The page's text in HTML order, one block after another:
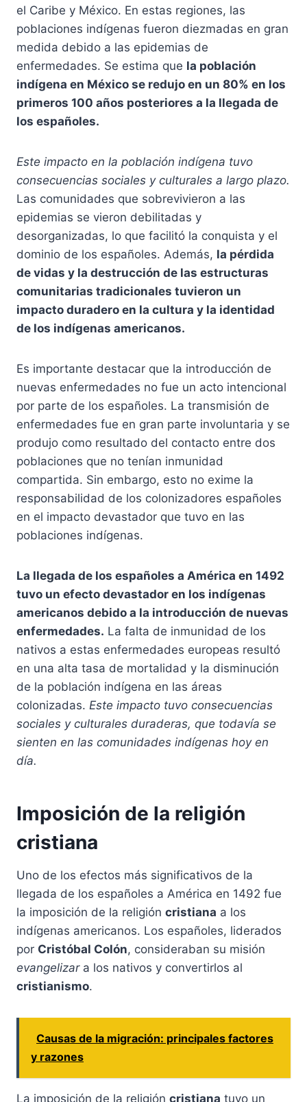
el Caribe y México. En estas regiones, las
poblaciones indígenas fueron diezmadas en gran
medida debido a las epidemias de
enfermedades. Se estima que la población
indígena en México se redujo en un 80% en los
primeros 100 años posteriores a la llegada de
los españoles.
Este impacto en la población indígena tuvo
consecuencias sociales y culturales a largo plazo.
Las comunidades que sobrevivieron a las
epidemias se vieron debilitadas y
desorganizadas, lo que facilitó la conquista y el
dominio de los españoles. Además, la pérdida
de vidas y la destrucción de las estructuras
comunitarias tradicionales tuvieron un
impacto duradero en la cultura y la identidad
de los indígenas americanos.
Es importante destacar que la introducción de
nuevas enfermedades no fue un acto intencional
por parte de los españoles. La transmisión de
enfermedades fue en gran parte involuntaria y se
produjo como resultado del contacto entre dos
poblaciones que no tenían inmunidad
compartida. Sin embargo, esto no exime la
responsabilidad de los colonizadores españoles
en el impacto devastador que tuvo en las
poblaciones indígenas.
La llegada de los españoles a América en 1492
tuvo un efecto devastador en los indígenas
americanos debido a la introducción de nuevas
enfermedades. La falta de inmunidad de los
nativos a estas enfermedades europeas resultó
en una alta tasa de mortalidad y la disminución
de la población indígena en las áreas
colonizadas. Este impacto tuvo consecuencias
sociales y culturales duraderas, que todavía se
sienten en las comunidades indígenas hoy en
día.
Imposición de la religión
cristiana
Uno de los efectos más significativos de la
llegada de los españoles a América en 1492 fue
la imposición de la religión cristiana a los
indígenas americanos. Los españoles, liderados
por Cristóbal Colón, consideraban su misión
evangelizara los nativos y convertirlos al
cristianismo.
Causas de la migración: principales factores
y razones
La imposición de la religión cristiana tuvo un